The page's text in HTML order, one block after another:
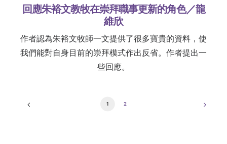
回應朱裕文教牧在崇拜職事更新的角色／龍
維欣
作者認為朱裕文牧師一文提供了很多寶貴的資料，使
我們能對自身目前的崇拜模式作出反省。作者提出一
些回應。
1 2